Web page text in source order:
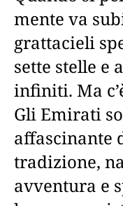
mente va
grattacieli
sette stelle e
infiniti. Ma
Gli Emirati
affascinante
tradizione,
avventura e